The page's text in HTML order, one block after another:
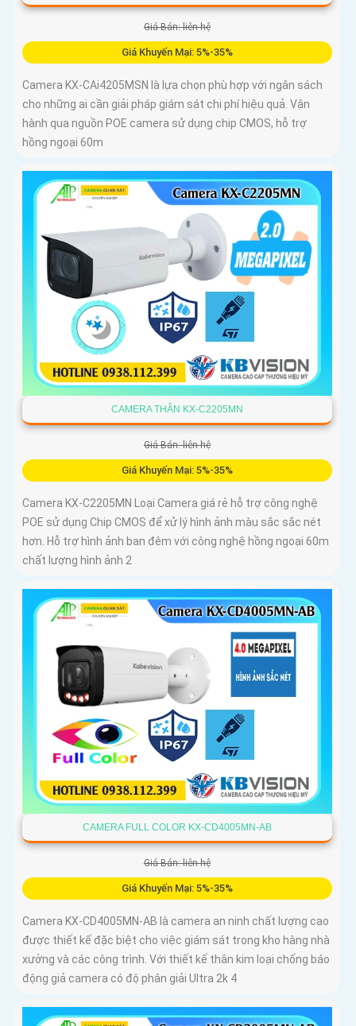
Giá Bán: liên hệ
Giá Khuyến Mại: 5%-35%
Camera KX-CAi4205MSN là lựa chọn phù hợp với ngân sách
cho những ai cần giải pháp giám sát chi phí hiệu quả. Vận
hành qua nguồn POE camera sử dụng chip CMOS, hỗ trợ
hồng ngoại 60m
CAMERA THÂN KX-C2205MN
Giá Bán: liên hệ
Giá Khuyến Mại: 5%-35%
Camera KX-C2205MN Loại Camera giá rẻ hỗ trợ công nghệ
POE sử dụng Chip CMOS để xử lý hình ảnh màu sắc sắc nét
hơn. Hỗ trợ hình ảnh ban đêm với công nghệ hồng ngoại 60m
chất lượng hình ảnh 2
CAMERA FULL COLOR KX-CD4005MN-AB
Giá Bán: liên hệ
Giá Khuyến Mại: 5%-35%
Camera KX-CD4005MN-AB là camera an ninh chất lượng cao
được thiết kế đặc biệt cho việc giám sát trong kho hàng nhà
xưởng và các công trình. Với thiết kế thân kim loại chống báo
động giả camera có độ phân giải Ultra 2k 4